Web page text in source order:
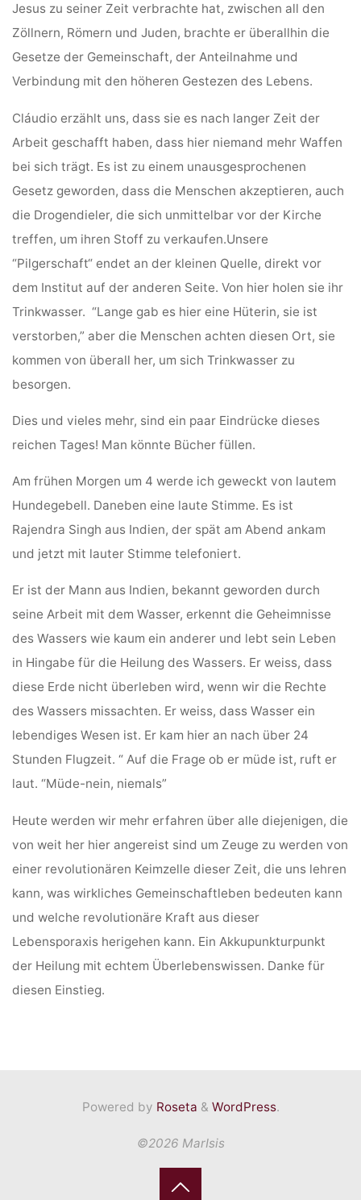
Jesus zu seiner Zeit verbrachte hat, zwischen all den
Zöllnern, Römern und Juden, brachte er überallhin die
Gesetze der Gemeinschaft, der Anteilnahme und
Verbindung mit den höheren Gestezen des Lebens.
Cláudio erzählt uns, dass sie es nach langer Zeit der
Arbeit geschafft haben, dass hier niemand mehr Waffen
bei sich trägt. Es ist zu einem unausgesprochenen
Gesetz geworden, dass die Menschen akzeptieren, auch
die Drogendieler, die sich unmittelbar vor der Kirche
treffen, um ihren Stoff zu verkaufen.Unsere
“Pilgerschaft“ endet an der kleinen Quelle, direkt vor
dem Institut auf der anderen Seite. Von hier holen sie ihr
Trinkwasser. “Lange gab es hier eine Hüterin, sie ist
verstorben,” aber die Menschen achten diesen Ort, sie
kommen von überall her, um sich Trinkwasser zu
besorgen.
Dies und vieles mehr, sind ein paar Eindrücke dieses
reichen Tages! Man könnte Bücher füllen.
Am frühen Morgen um 4 werde ich geweckt von lautem
Hundegebell. Daneben eine laute Stimme. Es ist
Rajendra Singh aus Indien, der spät am Abend ankam
und jetzt mit lauter Stimme telefoniert.
Er ist der Mann aus Indien, bekannt geworden durch
seine Arbeit mit dem Wasser, erkennt die Geheimnisse
des Wassers wie kaum ein anderer und lebt sein Leben
in Hingabe für die Heilung des Wassers. Er weiss, dass
diese Erde nicht überleben wird, wenn wir die Rechte
des Wassers missachten. Er weiss, dass Wasser ein
lebendiges Wesen ist. Er kam hier an nach über 24
Stunden Flugzeit. “ Auf die Frage ob er müde ist, ruft er
laut. “Müde-nein, niemals”
Heute werden wir mehr erfahren über alle diejenigen, die
von weit her hier angereist sind um Zeuge zu werden von
einer revolutionären Keimzelle dieser Zeit, die uns lehren
kann, was wirkliches Gemeinschaftleben bedeuten kann
und welche revolutionäre Kraft aus dieser
Lebensporaxis herigehen kann. Ein Akkupunkturpunkt
der Heilung mit echtem Überlebenswissen. Danke für
diesen Einstieg.
Powered by Roseta & WordPress.
©2026 MarIsis